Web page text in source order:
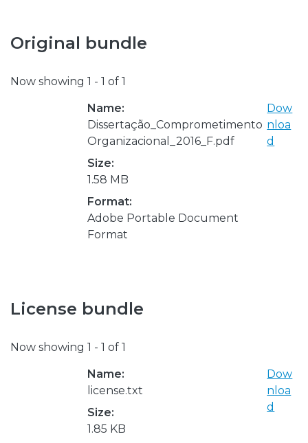
Original bundle
Now showing 1 - 1 of 1
Name:
Dissertação_Comprometimento
Organizacional_2016_F.pdf
Size:
1.58 MB
Format:
Adobe Portable Document
Format
Dow
nloa
d
License bundle
Now showing 1 - 1 of 1
Name:
license.txt
Size:
1.85 KB
Dow
nloa
d